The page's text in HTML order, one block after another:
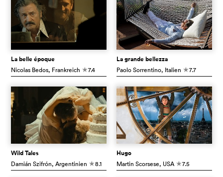
La belle époque
Nicolas Bedos, Frankreich c7.4
La grande bellezza
Paolo Sorrentino, Italien c7.7
Wild Tales
Damián Szifrón, Argentinien c8.1
Hugo
Martin Scorsese, USA c7.5